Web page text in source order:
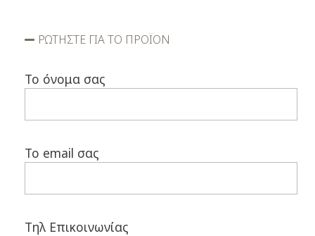
ΡΩΤΗΣΤΕ ΓΙΑ ΤΟ ΠΡΟΪΟΝ
Το όνομα σας
Το email σας
Τηλ Επικοινωνίας